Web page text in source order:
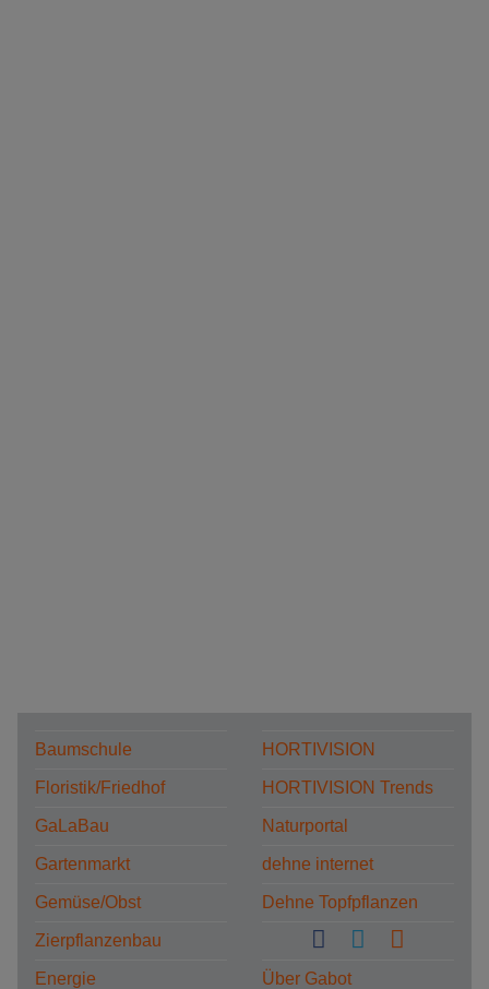
Baumschule
Floristik/Friedhof
GaLaBau
Gartenmarkt
Gemüse/Obst
Zierpflanzenbau
Energie
HORTIVISION
HORTIVISION Trends
Naturportal
dehne internet
Dehne Topfpflanzen
Über Gabot